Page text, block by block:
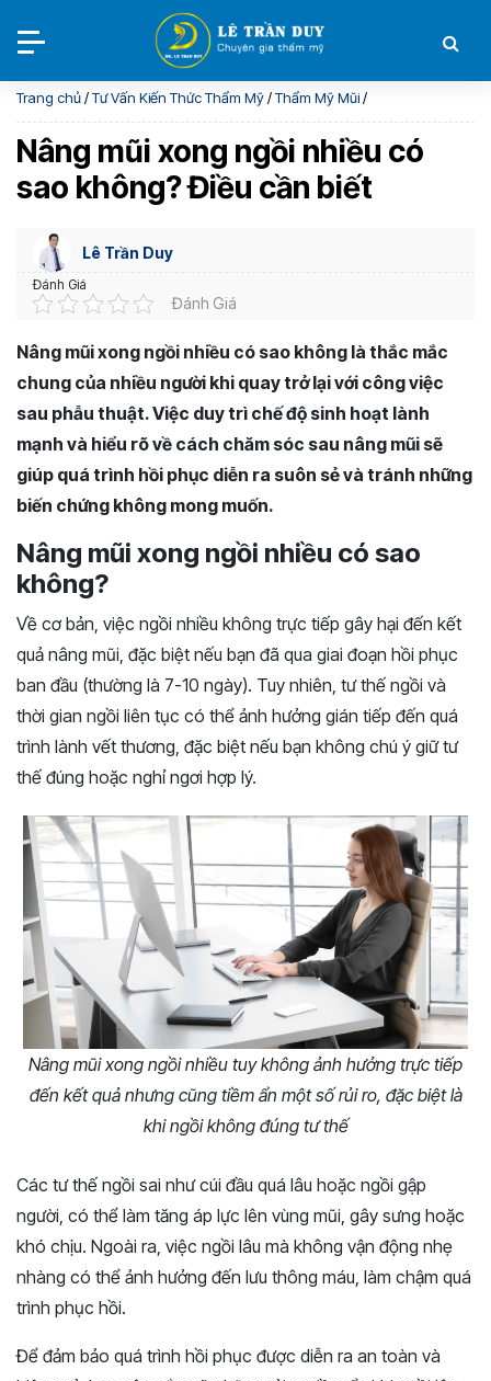
Trang chủ/Tư Vấn Kiến Thức Thẩm Mỹ/Thẩm Mỹ Mũi/
Nâng mũi xong ngồi nhiều có
sao không? Điều cần biết
Lê Trần Duy
Đánh Giá
Đánh Giá
Nâng mũi xong ngồi nhiều có sao không là thắc mắc
chung của nhiều người khi quay trở lại với công việc
sau phẫu thuật. Việc duy trì chế độ sinh hoạt lành
mạnh và hiểu rõ về cách chăm sóc sau nâng mũi sẽ
giúp quá trình hồi phục diễn ra suôn sẻ và tránh những
biến chứng không mong muốn.
Nâng mũi xong ngồi nhiều có sao
không?
Về cơ bản, việc ngồi nhiều không trực tiếp gây hại đến kết
quả nâng mũi, đặc biệt nếu bạn đã qua giai đoạn hồi phục
ban đầu (thường là 7-10 ngày). Tuy nhiên, tư thế ngồi và
thời gian ngồi liên tục có thể ảnh hưởng gián tiếp đến quá
trình lành vết thương, đặc biệt nếu bạn không chú ý giữ tư
thế đúng hoặc nghỉ ngơi hợp lý.
Nâng mũi xong ngồi nhiều tuy không ảnh hưởng trực tiếp
đến kết quả nhưng cũng tiềm ẩn một số rủi ro, đặc biệt là
khi ngồi không đúng tư thế
Các tư thế ngồi sai như cúi đầu quá lâu hoặc ngồi gập
người, có thể làm tăng áp lực lên vùng mũi, gây sưng hoặc
khó chịu. Ngoài ra, việc ngồi lâu mà không vận động nhẹ
nhàng có thể ảnh hưởng đến lưu thông máu, làm chậm quá
trình phục hồi.
Để đảm bảo quá trình hồi phục được diễn ra an toàn và